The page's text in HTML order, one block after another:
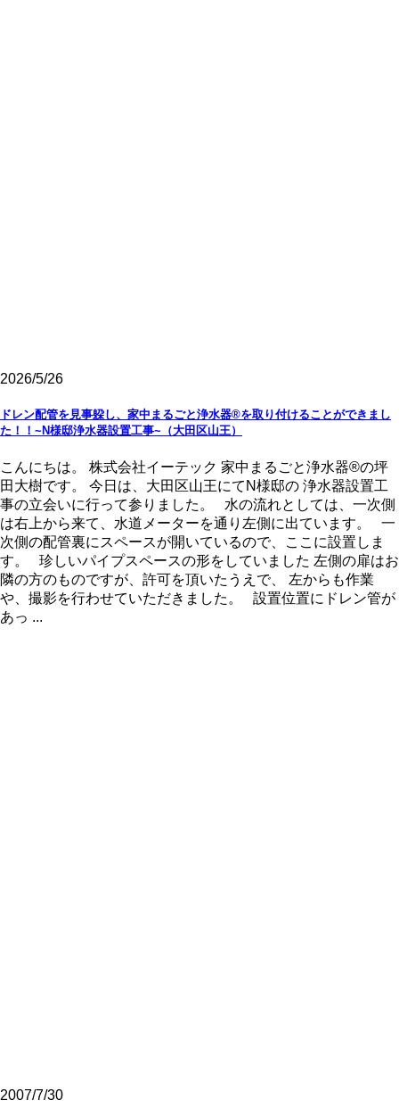
2026/5/26
ドレン配管を見事躱し、家中まるごと浄水器®を取り付けることができまし
た！！~N様邸浄水器設置工事~（大田区山王）
こんにちは。 株式会社イーテック 家中まるごと浄水器®の坪
田大樹です。 今日は、大田区山王にてN様邸の 浄水器設置工
事の立会いに行って参りました。 水の流れとしては、一次側
は右上から来て、水道メーターを通り左側に出ています。 一
次側の配管裏にスペースが開いているので、ここに設置しま
す。 珍しいパイプスペースの形をしていました 左側の扉はお
隣の方のものですが、許可を頂いたうえで、 左からも作業
や、撮影を行わせていただきました。 設置位置にドレン管が
あっ ...
2007/7/30